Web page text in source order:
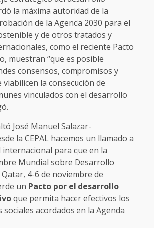
la máxima autoridad de la
de la Agenda 2030 para el
y de otros tratados y
como el reciente Pacto
muestran “que es posible
consensos, compromisos y
viabilicen la consecución de
vinculados con el desarrollo
José Manuel Salazar-
la CEPAL hacemos un llamado a
internacional para que en la
Mundial sobre Desarrollo
Qatar, 4-6 de noviembre de
un Pacto por el desarrollo
que permita hacer efectivos los
sociales acordados en la Agenda